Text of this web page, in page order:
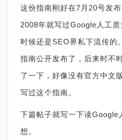
这份指南刚好在7月20号发布
2008年就写过Google人工
时候还是SEO界私下流传的
指南公开发布了，后来时不
了一下，好像没有官方中文
写过这个指南。
下篇帖子就写一下读Google
想。